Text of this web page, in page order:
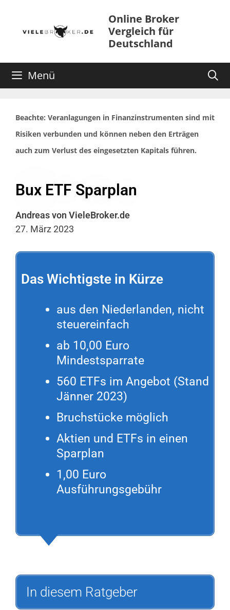
Online Broker
Vergleich für
Deutschland
Menü
Beachte: Veranlagungen in Finanzinstrumenten sind mit
Risiken verbunden und können neben den Erträgen
auch zum Verlust des eingesetzten Kapitals führen.
Bux ETF Sparplan
Andreas von VieleBroker.de
27. März 2023
Das Wichtigste in Kürze
aus den Niederlanden, nicht
steuereinfach
ab 10,00 Euro
Mindestsparrate
560 ETFs im Angebot (Stand
Jänner 2023)
Bruchstücke möglich
Aktien und ETFs in einen
Sparplan
1,00 Euro
Ausführungsgebühr
In diesem Ratgeber